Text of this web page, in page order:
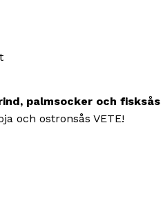
palmsocker och fisksås
och ostronsås VETE!